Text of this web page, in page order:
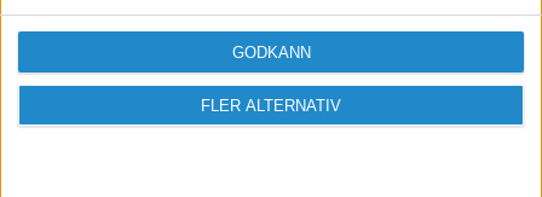
FLER ALTERNATIV
GODKÄNN